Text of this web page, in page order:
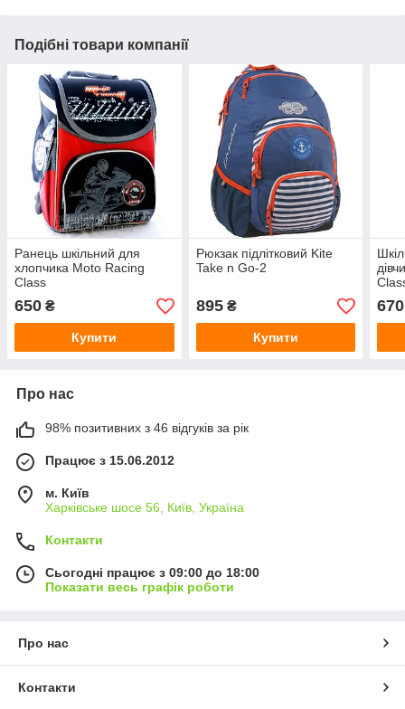
Подібні товари компанії
Ранець шкільний для
хлопчика Moto Racing
Class
650 ₴
Купити
Рюкзак підлітковий Kite
Take n Go-2
895₴
Купити
670
Про нас
98% позитивних з 46 відгуків за рік
Працює з 15.06.2012
м. Київ
Харківське шосе 56, Київ, Україна
Контакти
Сьогодні працює з 09:00 до 18:00
Показати весь графік роботи
Про нас
Контакти